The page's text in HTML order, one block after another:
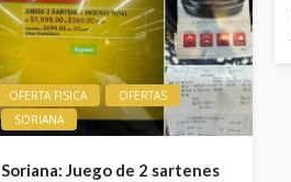
OFERTA FISICA
OFERTAS
SORIANA
Soriana: Juego de 2 sartenes